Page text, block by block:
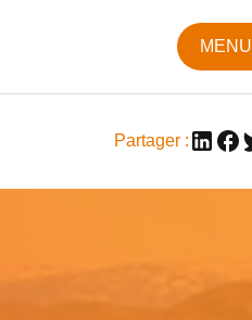
MENU
Partager :